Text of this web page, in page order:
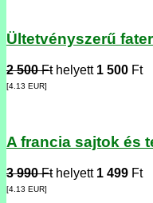
Ültetvényszerű
2 500 Fthelyett 1 500 Ft
[4.13 EUR]
A francia sajtok és
3 990 Fthelyett 1 499 Ft
[4.13 EUR]